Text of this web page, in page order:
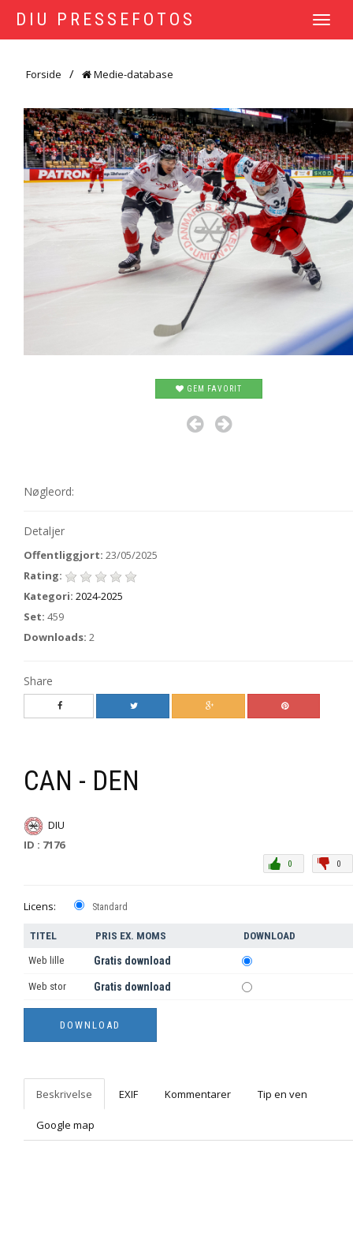
DIU PRESSEFOTOS
TOGGLE
Forside Medie-database
GEM FAVORIT
Nøgleord:
Detaljer
Offentliggjort: 23/05/2025
Rating:
Kategori: 2024-2025
Set: 459
Downloads: 2
Share
CAN - DEN
DIU
ID : 7176
0
0
Licens: Standard
TITEL PRIS EX. MOMS DOWNLOAD
Web lille Gratis download
Web stor Gratis download
Beskrivelse EXIF Kommentarer Tip en ven
Google map